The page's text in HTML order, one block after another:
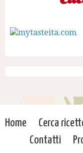
Home Cerca
Contatti